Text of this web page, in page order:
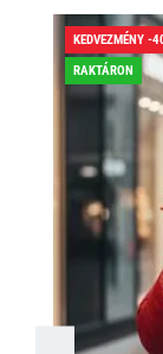
KEDVEZMÉNY -
RAKTÁRON